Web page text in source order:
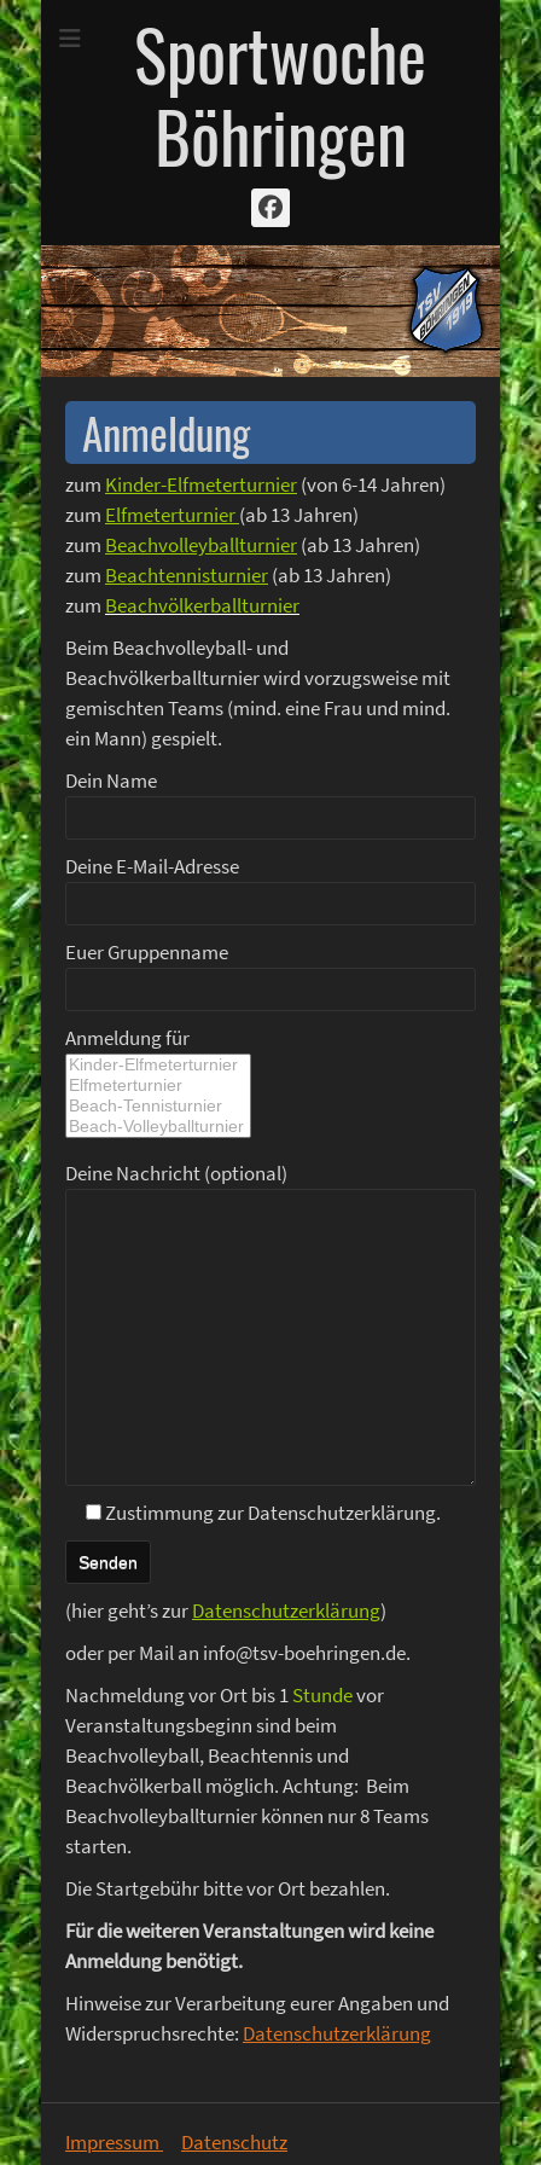
Sportwoche
Böhringen
Facebook
Anmeldung
zum Kinder-Elfmeterturnier(von 6-14 Jahren)
zum Elfmeterturnier(ab 13 Jahren)
zum Beachvolleyballturnier(ab 13 Jahren)
zum Beachtennisturnier(ab 13 Jahren)
zum Beachvölkerballturnier
Beim Beachvolleyball- und
Beachvölkerballturnier wird vorzugsweise mit
gemischten Teams (mind. eine Frau und mind.
ein Mann) gespielt.
Dein Name
Deine E-Mail-Adresse
Euer Gruppenname
Anmeldung für
Deine Nachricht (optional)
Zustimmung zur Datenschutzerklärung.
(hier geht’s zurDatenschutzerklärung)
oder per Mail an info@tsv-boehringen.de.
Nachmeldung vor Ort bis 1Stundevor
Veranstaltungsbeginn sind beim
Beachvolleyball, Beachtennis und
Beachvölkerball möglich. Achtung: Beim
Beachvolleyballturnier können nur 8 Teams
starten.
Die Startgebühr bitte vor Ort bezahlen.
Für die weiteren Veranstaltungen wird keine
Anmeldung benötigt.
Hinweise zur Verarbeitung eurer Angaben und
Widerspruchsrechte: Datenschutzerklärung
Impressum Datenschutz